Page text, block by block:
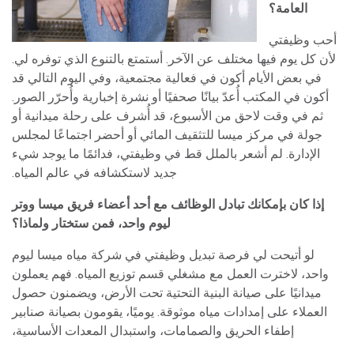
العامة؟
أحب وظيفتي
لأن كل يوم فيها مختلف عن الآخر. أستمتع بالتنوع الذي توفره لي.
في بعض الأيام أكون في فعالية مجتمعية، وفي اليوم التالي قد
أكون في المكتب أُعدّ بيانًا صحفيًا أو نشرة إخبارية وأُحرّر الصور.
ثم في وقت لاحق من الأسبوع، قد أُشرف على رحلة ميدانية أو
جولة في مركز ميسا للتثقيف المائي أو أحضر اجتماعًا لمجلس
الإدارة. لم أشعر بالملل قط في وظيفتي، فدائمًا ما يوجد شيء
جديد لاستكشافه في عالم المياه.
إذا كان بإمكانك تبادل الوظائف مع أحد أعضاء فريق ميسا ووتر
ليوم واحد، فمن ستختار ولماذا؟
لو أتيحت لي فرصة تبديل وظيفتي في شركة مياه ميسا ليوم
واحد، لاخترت العمل مع مشغلي قسم توزيع المياه. فهم يعملون
ميدانيًا على صيانة البنية التحتية تحت الأرض، ويضمنون حصول
العملاء على إمدادات مياه موثوقة. يوميًا، يقومون بصيانة صنابير
إطفاء الحريق والصمامات، واستبدال المعدات الأساسية،